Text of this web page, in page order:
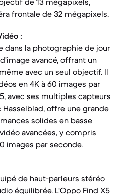
frontale de 32 mégapixels.
:
dans la photographie de jour
avancé, offrant un
avec un seul objectif. Il
en 4K à 60 images par
avec ses multiples capteurs
offre une grande
solides en basse
avancées, y compris
images par seconde.
de haut-parleurs stéréo
équilibrée. L'Oppo Find X5